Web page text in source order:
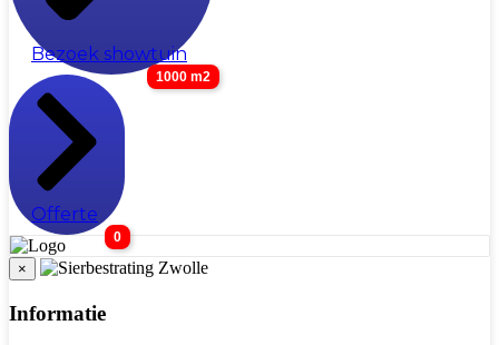
Bezoek showtuin
1000 m2
Offerte
0
×
Informatie